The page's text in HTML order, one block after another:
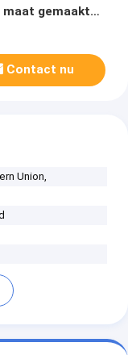
maat gemaakte
Contact nu
Union,